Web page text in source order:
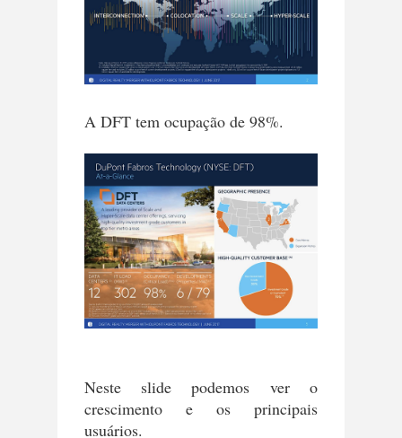
A DFT tem ocupação de 98%.
Neste slide podemos ver o
crescimento e os principais
usuários.